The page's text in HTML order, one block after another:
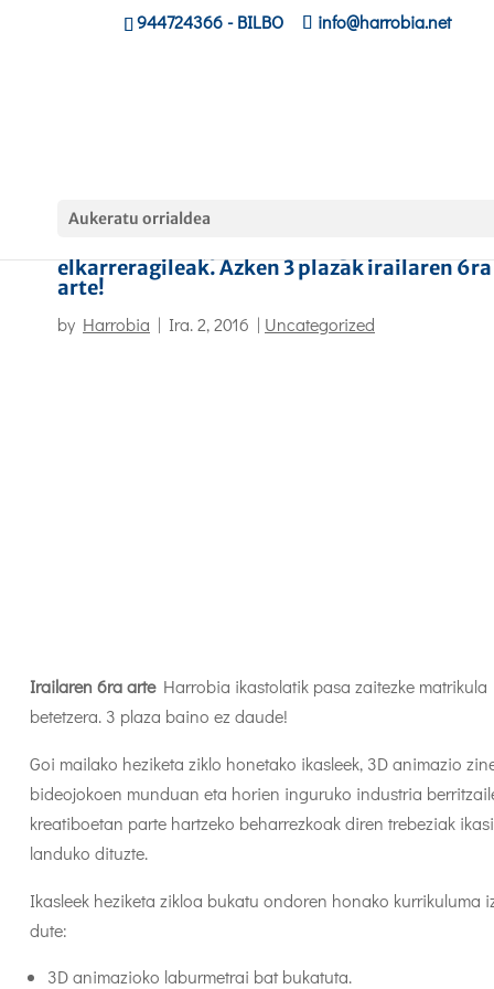
944724366- BILBO info@harrobia.net
Aukeratu orrialdea
elkarreragileak. Azken 3 plazak irailaren 6ra
arte!
by Harrobia | Ira. 2, 2016 | Uncategorized
Irailaren 6ra arteHarrobia ikastolatik pasa zaitezke matrikula
betetzera. 3 plaza baino ez daude!
Goi mailako heziketa ziklo honetako ikasleek, 3D animazio
bideojokoen munduan eta horien inguruko industria
kreatiboetan parte hartzeko beharrezkoak diren trebeziak
landuko dituzte.
Ikasleek heziketa zikloa bukatu ondoren honako kurrikuluma
dute:
3D animazioko laburmetrai bat bukatuta.